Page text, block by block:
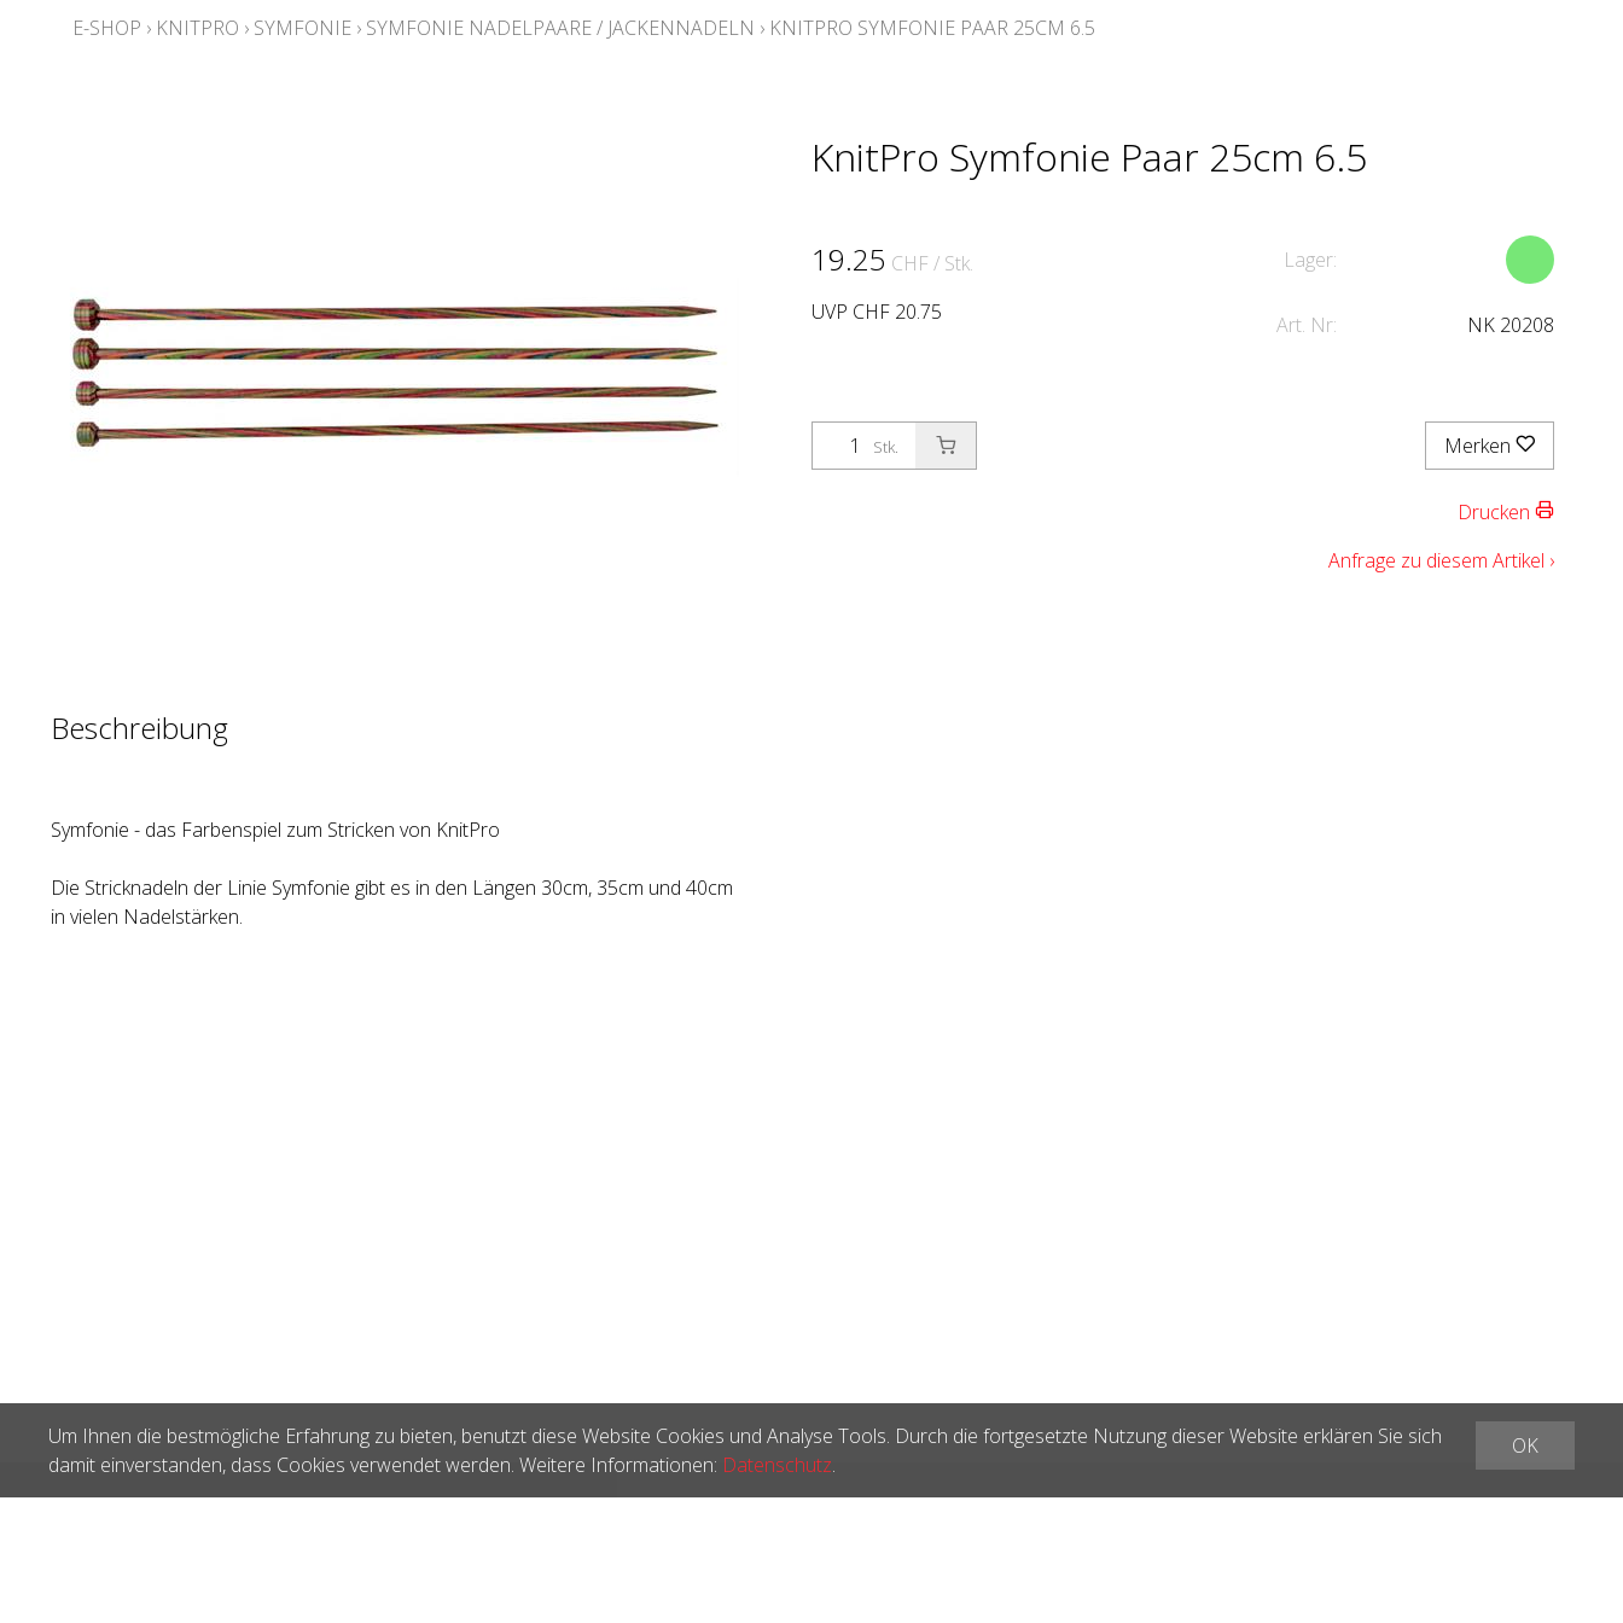
E-SHOP › KNITPRO › SYMFONIE › SYMFONIE NADELPAARE / JACKENNADELN › KNITPRO SYMFONIE PAAR 25CM 6.5
KnitPro Symfonie Paar 25cm 6.5
19.25 CHF / Stk.
UVP CHF 20.75
Lager:
Art. Nr: NK 20208
Stk. Merken
Drucken
Anfrage zu diesem Artikel ›
Beschreibung
Symfonie - das Farbenspiel zum Stricken von KnitPro
Die Stricknadeln der Linie Symfonie gibt es in den Längen 30cm, 35cm und 40cm
in vielen Nadelstärken.
OK
Um Ihnen die bestmögliche Erfahrung zu bieten, benutzt diese Website Cookies und Analyse Tools. Durch die fortgesetzte Nutzung dieser Website erklären Sie sich
damit einverstanden, dass Cookies verwendet werden. Weitere Informationen: Datenschutz.